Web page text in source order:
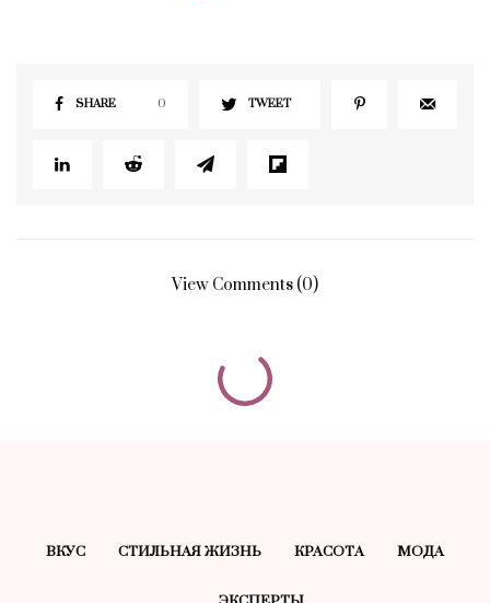
SHARE 0 TWEET
View Comments (0)
ВКУС СТИЛЬНАЯ ЖИЗНЬ КРАСОТA МОДА